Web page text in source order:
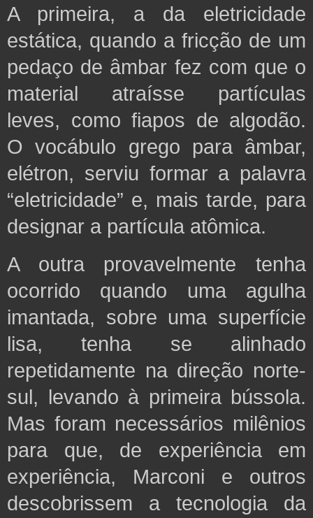
A primeira, a da eletricidade
estática, quando a fricção de um
pedaço de âmbar fez com que o
material atraísse partículas
leves, como fiapos de algodão.
O vocábulo grego para âmbar,
elétron, serviu formar a palavra
“eletricidade” e, mais tarde, para
designar a partícula atômica.
A outra provavelmente tenha
ocorrido quando uma agulha
imantada, sobre uma superfície
lisa, tenha se alinhado
repetidamente na direção norte-
sul, levando à primeira bússola.
Mas foram necessários milênios
para que, de experiência em
experiência, Marconi e outros
descobrissem a tecnologia da